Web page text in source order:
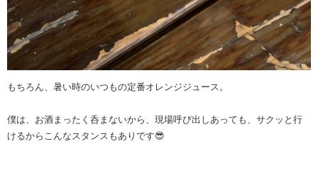
もちろん、暑い時のいつもの定番オレンジジュース。
僕は、お酒まったく呑まないから、現場呼び出しあっても、サクッと行
けるからこんなスタンスもありです😎